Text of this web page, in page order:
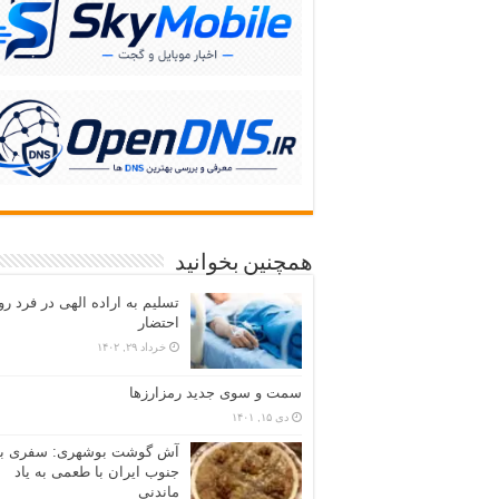
همچنین بخوانید
تسلیم به اراده الهی در فرد
احتضار
خرداد ۲۹, ۱۴۰۲
سمت و سوی جدید رمزارزها
دی ۱۵, ۱۴۰۱
آش گوشت بوشهری: سفری
جنوب ایران با طعمی به یاد
ماندنی